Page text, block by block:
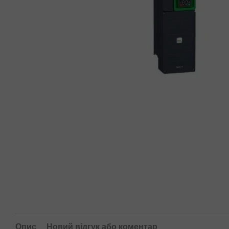
Опис Новий відгук або коментар